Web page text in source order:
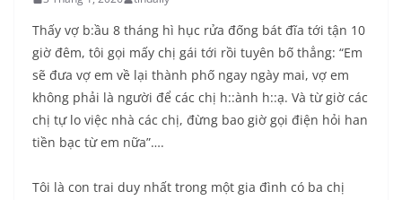
Thấy vợ b:ầu 8 tháng hì hục rửa đống bát đĩa tới tận 10
giờ đêm, tôi gọi mấy chị gái tới rồi tuyên bố thẳng: “Em
sẽ đưa vợ em về lại thành phố ngay ngày mai, vợ em
không phải là người để các chị h::ành h::ạ. Và từ giờ các
chị tự lo việc nhà các chị, đừng bao giờ gọi điện hỏi han
tiền bạc từ em nữa”….
Tôi là con trai duy nhất trong một gia đình có ba chị